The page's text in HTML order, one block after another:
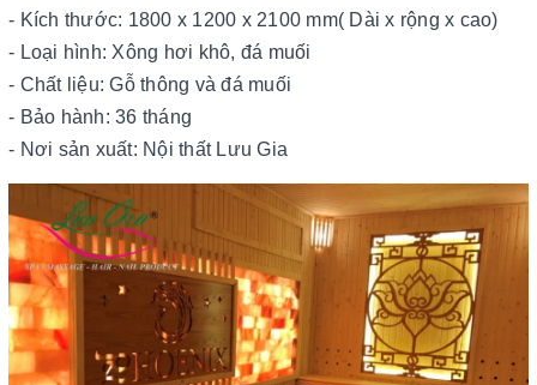
- Kích thước: 1800 x 1200 x 2100 mm( Dài x rộng x cao)
- Loại hình: Xông hơi khô, đá muối
- Chất liệu: Gỗ thông và đá muối
- Bảo hành: 36 tháng
- Nơi sản xuất: Nội thất Lưu Gia